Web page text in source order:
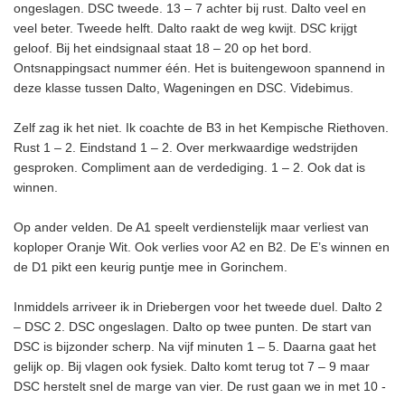
ongeslagen. DSC tweede. 13 – 7 achter bij rust. Dalto veel en
veel beter. Tweede helft. Dalto raakt de weg kwijt. DSC krijgt
geloof. Bij het eindsignaal staat 18 – 20 op het bord.
Ontsnappingsact nummer één. Het is buitengewoon spannend in
deze klasse tussen Dalto, Wageningen en DSC. Videbimus.
Zelf zag ik het niet. Ik coachte de B3 in het Kempische Riethoven.
Rust 1 – 2. Eindstand 1 – 2. Over merkwaardige wedstrijden
gesproken. Compliment aan de verdediging. 1 – 2. Ook dat is
winnen.
Op ander velden. De A1 speelt verdienstelijk maar verliest van
koploper Oranje Wit. Ook verlies voor A2 en B2. De E’s winnen en
de D1 pikt een keurig puntje mee in Gorinchem.
Inmiddels arriveer ik in Driebergen voor het tweede duel. Dalto 2
– DSC 2. DSC ongeslagen. Dalto op twee punten. De start van
DSC is bijzonder scherp. Na vijf minuten 1 – 5. Daarna gaat het
gelijk op. Bij vlagen ook fysiek. Dalto komt terug tot 7 – 9 maar
DSC herstelt snel de marge van vier. De rust gaan we in met 10 -